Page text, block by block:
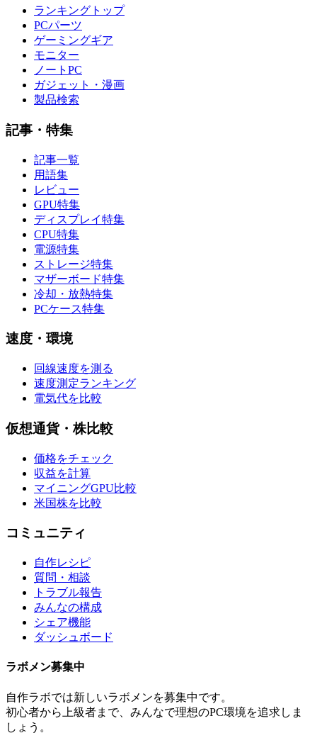
ランキングトップ
PCパーツ
ゲーミングギア
モニター
ノートPC
ガジェット・漫画
製品検索
記事・特集
記事一覧
用語集
レビュー
GPU特集
ディスプレイ特集
CPU特集
電源特集
ストレージ特集
マザーボード特集
冷却・放熱特集
PCケース特集
速度・環境
回線速度を測る
速度測定ランキング
電気代を比較
仮想通貨・株比較
価格をチェック
収益を計算
マイニングGPU比較
米国株を比較
コミュニティ
自作レシピ
質問・相談
トラブル報告
みんなの構成
シェア機能
ダッシュボード
ラボメン募集中
自作ラボでは新しいラボメンを募集中です。
初心者から上級者まで、みんなで理想のPC環境を追求しま
しょう。